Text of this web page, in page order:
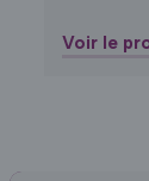
Voir le